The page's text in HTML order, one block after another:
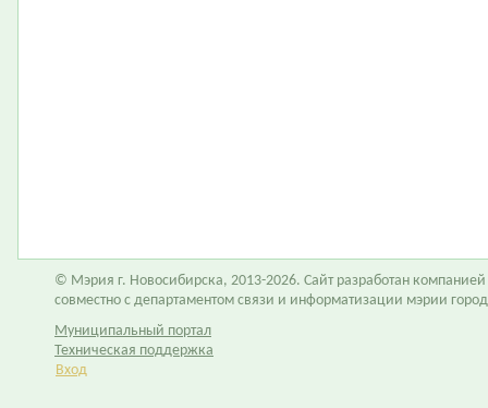
© Мэрия г. Новосибирска, 2013-2026. Сайт разработан компанией
совместно с департаментом связи и информатизации мэрии
Муниципальный портал
Техническая поддержка
Вход